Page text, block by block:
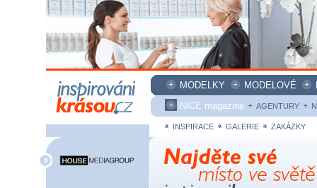
MODELKY MODELOVÉ
NICE magazine
AGENTURY
INSPIRACE GALERIE ZAKÁZKY